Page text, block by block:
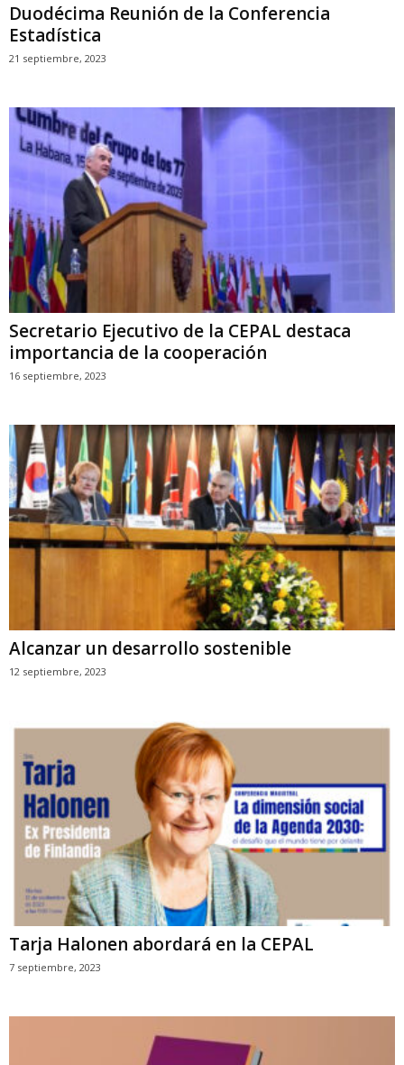
Duodécima Reunión de la Conferencia
Estadística
21 septiembre, 2023
Secretario Ejecutivo de la CEPAL destaca
importancia de la cooperación
16 septiembre, 2023
Alcanzar un desarrollo sostenible
12 septiembre, 2023
Tarja Halonen abordará en la CEPAL
7 septiembre, 2023